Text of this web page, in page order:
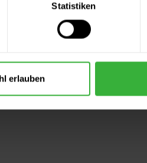
Statistiken
erlauben